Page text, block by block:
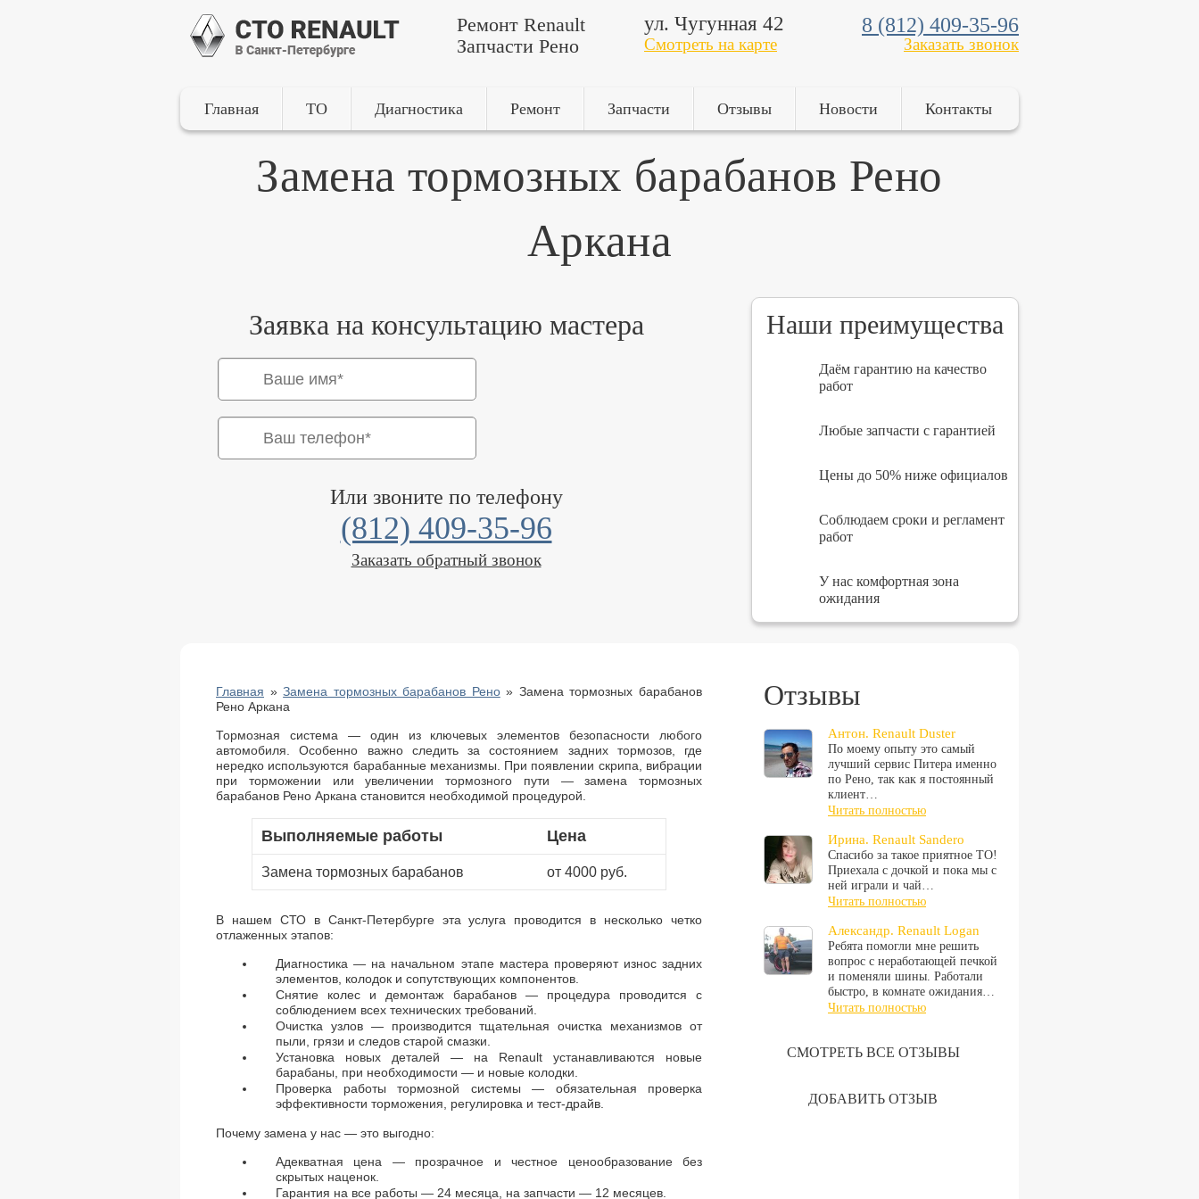
Ремонт Renault
Запчасти Рено
ул. Чугунная 42
Смотреть на карте
8 (812) 409-35-96
Заказать звонок
Главная ТО Диагностика Ремонт Запчасти Отзывы Новости Контакты
Замена тормозных барабанов Рено
Аркана
Заявка на консультацию мастера
Или звоните по телефону
(812) 409-35-96
Заказать обратный звонок
Наши преимущества
Даём гарантию на качество
работ
Любые запчасти с гарантией
Цены до 50% ниже официалов
Соблюдаем сроки и регламент
работ
У нас комфортная зона
ожидания
Главная »Замена тормозных барабанов Рено» Замена тормозных барабанов
Рено Аркана
Тормозная система — один из ключевых элементов безопасности любого
автомобиля. Особенно важно следить за состоянием задних тормозов, где
нередко используются барабанные механизмы. При появлении скрипа, вибрации
при торможении или увеличении тормозного пути — замена тормозных
барабанов Рено Аркана становится необходимой процедурой.
Выполняемые работы Цена
Замена тормозных барабанов от 4000 руб.
В нашем СТО в Санкт-Петербурге эта услуга проводится в несколько четко
отлаженных этапов:
Диагностика — на начальном этапе мастера проверяют износ задних
элементов, колодок и сопутствующих компонентов.
Снятие колес и демонтаж барабанов — процедура проводится с
соблюдением всех технических требований.
Очистка узлов — производится тщательная очистка механизмов от
пыли, грязи и следов старой смазки.
Установка новых деталей — на Renault устанавливаются новые
барабаны, при необходимости — и новые колодки.
Проверка работы тормозной системы — обязательная проверка
эффективности торможения, регулировка и тест-драйв.
Почему замена у нас — это выгодно:
Адекватная цена — прозрачное и честное ценообразование без
скрытых наценок.
Гарантия на все работы — 24 месяца, на запчасти — 12 месяцев.
Отзывы
Антон. Renault Duster
По моему опыту это самый
лучший сервис Питера именно
по Рено, так как я постоянный
клиент…
Читать полностью
Ирина. Renault Sandero
Спасибо за такое приятное ТО!
Приехала с дочкой и пока мы с
ней играли и чай…
Читать полностью
Александр. Renault Logan
Ребята помогли мне решить
вопрос с неработающей печкой
и поменяли шины. Работали
быстро, в комнате ожидания…
Читать полностью
СМОТРЕТЬ ВСЕ ОТЗЫВЫ
ДОБАВИТЬ ОТЗЫВ